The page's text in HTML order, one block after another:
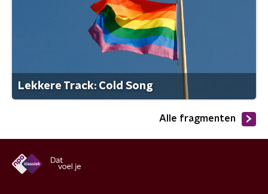
Lekkere Track: Cold Song
Alle fragmenten